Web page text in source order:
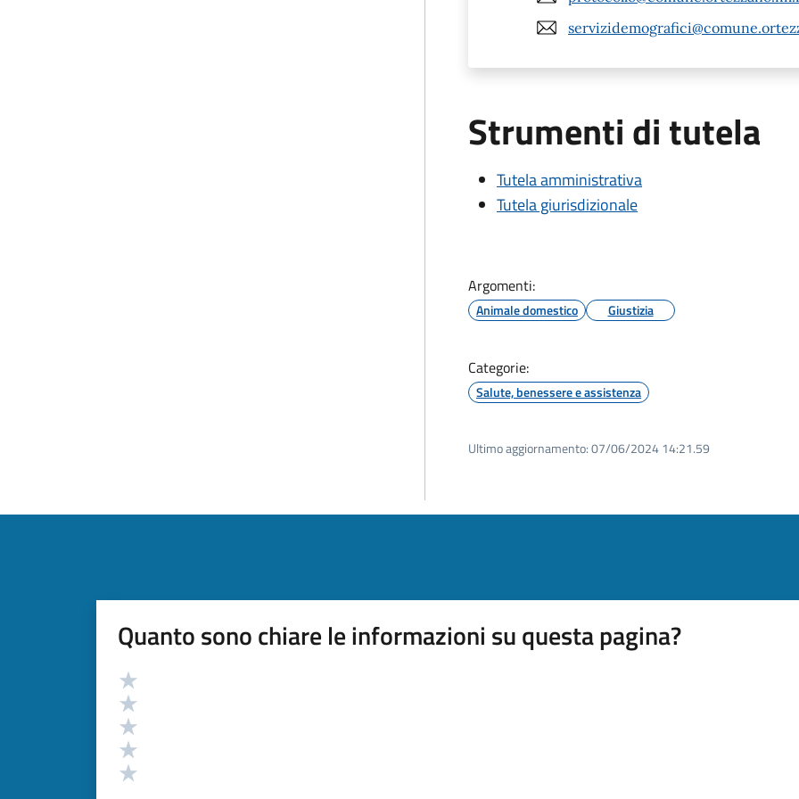
Strumenti di tutela
Tutela amministrativa
Tutela giurisdizionale
Argomenti:
Animale domestico Giustizia
Categorie:
Salute, benessere e assistenza
Ultimo aggiornamento:07/06/2024 14:21.59
Quanto sono chiare le informazioni su questa pagina?
Valutazione